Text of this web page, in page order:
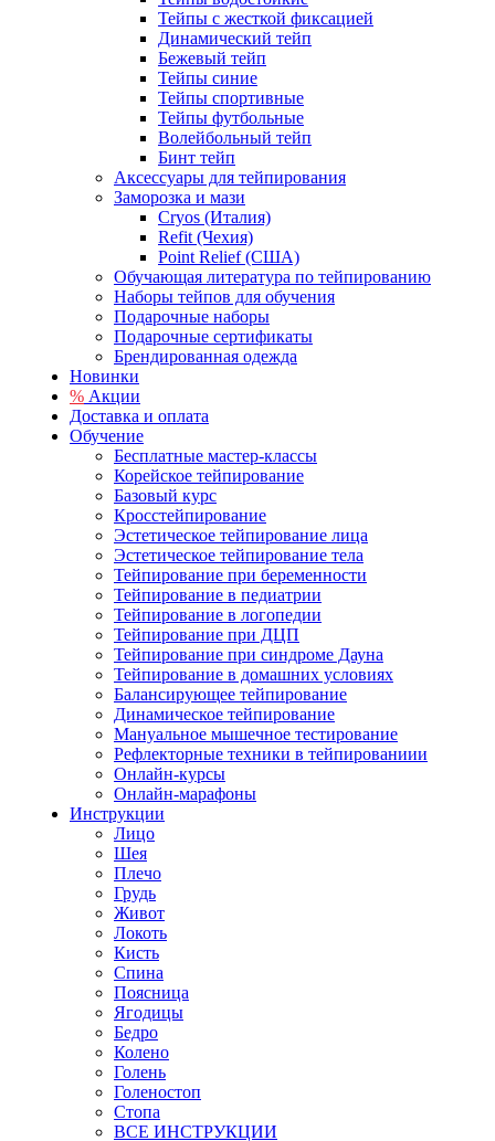
Тейпы с жесткой фиксацией
Динамический тейп
Бежевый тейп
Тейпы синие
Тейпы спортивные
Тейпы футбольные
Волейбольный тейп
Бинт тейп
Аксессуары для тейпирования
Заморозка и мази
Cryos (Италия)
Refit (Чехия)
Point Relief (США)
Обучающая литература по тейпированию
Наборы тейпов для обучения
Подарочные наборы
Подарочные сертификаты
Брендированная одежда
Новинки
% Акции
Доставка и оплата
Обучение
Бесплатные мастер-классы
Корейское тейпирование
Базовый курс
Кросстейпирование
Эстетическое тейпирование лица
Эстетическое тейпирование тела
Тейпирование при беременности
Тейпирование в педиатрии
Тейпирование в логопедии
Тейпирование при ДЦП
Тейпирование при синдроме Дауна
Тейпирование в домашних условиях
Балансирующее тейпирование
Динамическое тейпирование
Мануальное мышечное тестирование
Рефлекторные техники в тейпированиии
Онлайн-курсы
Онлайн-марафоны
Инструкции
Лицо
Шея
Плечо
Грудь
Живот
Локоть
Кисть
Спина
Поясница
Ягодицы
Бедро
Колено
Голень
Голеностоп
Стопа
ВСЕ ИНСТРУКЦИИ